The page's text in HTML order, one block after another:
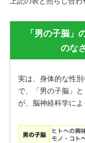
「男の子脳」
のな
実は、身体的な性
で、「男の子脳」
が、脳神経科学によ